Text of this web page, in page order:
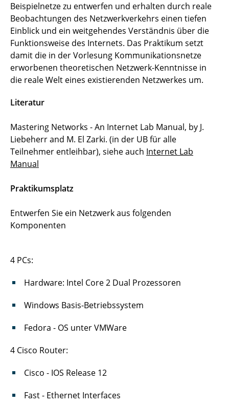
Beispielnetze zu entwerfen und erhalten durch reale
Beobachtungen des Netzwerkverkehrs einen tiefen
Einblick und ein weitgehendes Verständnis über die
Funktionsweise des Internets. Das Praktikum setzt
damit die in der Vorlesung Kommunikationsnetze
erworbenen theoretischen Netzwerk-Kenntnisse in
die reale Welt eines existierenden Netzwerkes um.
Literatur
Mastering Networks - An Internet Lab Manual, by J.
Liebeherr and M. El Zarki. (in der UB für alle
Teilnehmer entleihbar), siehe auch Internet Lab
Manual
Praktikumsplatz
Entwerfen Sie ein Netzwerk aus folgenden
Komponenten
4 PCs:
Hardware: Intel Core 2 Dual Prozessoren
Windows Basis-Betriebssystem
Fedora - OS unter VMWare
4 Cisco Router:
Cisco - IOS Release 12
Fast - Ethernet Interfaces